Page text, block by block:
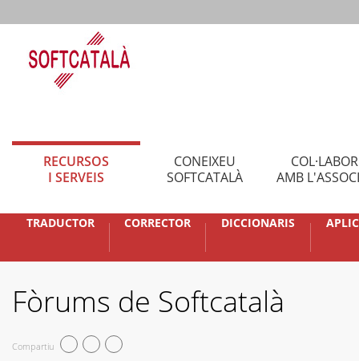
RECURSOS
I SERVEIS
CONEIXEU
SOFTCATALÀ
AMB
TRADUCTOR CORRECTOR DICCIONARIS
Fòrums de Softcatalà
Compartiu